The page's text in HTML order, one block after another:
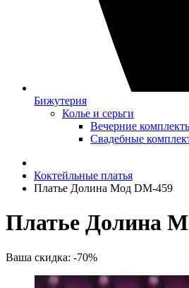
Бижутерия
Колье и серьги
Вечерние
Свадебные
Коктейльные платья
Платье Долина Мод DM-459
Платье Долина
Ваша скидка: -70%